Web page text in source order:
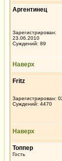
Аргентинец
Зарегистрирован:
23.06.2010
Суждений: 89
Наверх
Fritz
Зарегистрирован:
Суждений: 4470
Наверх
Топпер
Гость